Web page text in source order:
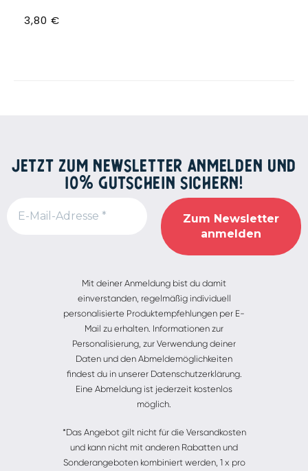
3,80 €
JETZT ZUM NEWSLETTER ANMELDEN UND
10% GUTSCHEIN SICHERN!
Mit deiner Anmeldung bist du damit
einverstanden, regelmäßig individuell
personalisierte Produktempfehlungen per E-
Mail zu erhalten. Informationen zur
Personalisierung, zur Verwendung deiner
Daten und den Abmeldemöglichkeiten
findest du in unserer Datenschutzerklärung.
Eine Abmeldung ist jederzeit kostenlos
möglich.
*Das Angebot gilt nicht für die Versandkosten
und kann nicht mit anderen Rabatten und
Sonderangeboten kombiniert werden, 1 x pro